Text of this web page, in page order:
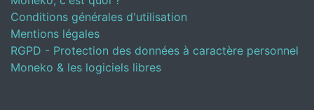
Conditions générales d'utilisation
Mentions légales
RGPD - Protection des données à caractère personnel
Moneko & les logiciels libres